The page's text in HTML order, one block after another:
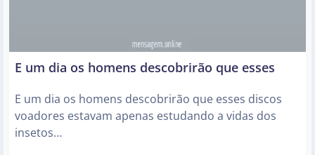
E um dia os homens descobrirão que esses
E um dia os homens descobrirão que esses discos
voadores estavam apenas estudando a vidas dos
insetos…